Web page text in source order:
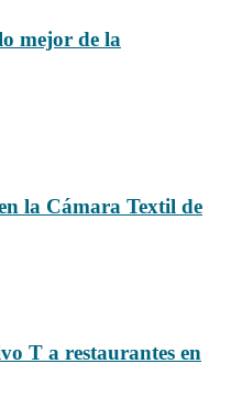
mejor de la
la Cámara Textil de
T a restaurantes en